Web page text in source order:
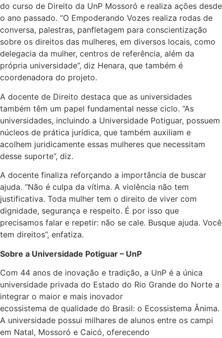
do curso de Direito da UnP Mossoró e realiza ações desde
o ano passado. “O Empoderando Vozes realiza rodas de
conversa, palestras, panfletagem para conscientização
sobre os direitos das mulheres, em diversos locais, como
delegacia da mulher, centros de referência, além da
própria universidade”, diz Henara, que também é
coordenadora do projeto.
A docente de Direito destaca que as universidades
também têm um papel fundamental nesse ciclo. “As
universidades, incluindo a Universidade Potiguar, possuem
núcleos de prática jurídica, que também auxiliam e
acolhem juridicamente essas mulheres que necessitam
desse suporte”, diz.
A docente finaliza reforçando a importância de buscar
ajuda. “Não é culpa da vítima. A violência não tem
justificativa. Toda mulher tem o direito de viver com
dignidade, segurança e respeito. É por isso que
precisamos falar e repetir: não se cale. Busque ajuda. Você
tem direitos”, enfatiza.
Sobre a Universidade Potiguar – UnP
Com 44 anos de inovação e tradição, a UnP é a única
universidade privada do Estado do Rio Grande do Norte a
integrar o maior e mais inovador
ecossistema de qualidade do Brasil: o Ecossistema Ânima.
A universidade possui milhares de alunos entre os campi
em Natal, Mossoró e Caicó, oferecendo